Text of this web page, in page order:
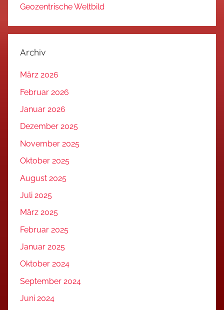
Geozentrische Weltbild
Archiv
März 2026
Februar 2026
Januar 2026
Dezember 2025
November 2025
Oktober 2025
August 2025
Juli 2025
März 2025
Februar 2025
Januar 2025
Oktober 2024
September 2024
Juni 2024